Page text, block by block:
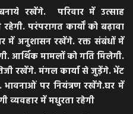
रखेंगे. परिवार में उत्साह
परंपरागत कार्यों को बढ़ावा
में अनुशासन रखेंगे. रक्त संबंधों में
आर्थिक मामलों को गति मिलेगी.
रखेंगे. मंगल कार्या से जुड़ेंगे. भेंट
पर नियंत्रण रखेंगे.घर में
व्यवहार में मधुरता रहेगी